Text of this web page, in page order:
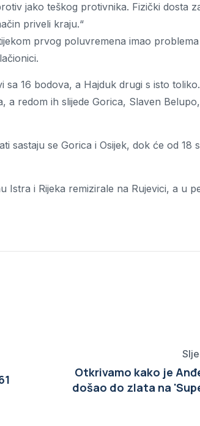
jako teškog protivnika. Fizički dosta
priveli kraju.“
prvog poluvremena imao problema
16 bodova, a Hajduk drugi s isto
redom ih slijede Gorica, Slaven
sastaju se Gorica i Osijek, dok će od 18
Istra i Rijeka remizirale na Rujevici, a u
Otkrivamo kako je
došao do zlata na